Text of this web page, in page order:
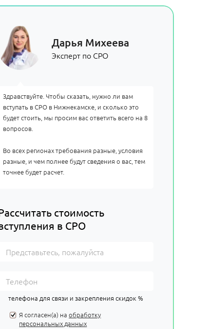
Дарья Михеева
Эксперт по СРО
Здравствуйте. Чтобы сказать, нужно ли вам
вступать в СРО в Нижнекамске, и сколько это
будет стоить, мы просим вас ответить всего на 8
вопросов.
Во всех регионах требования разные, условия
разные, и чем полнее будут сведения о вас, тем
точнее будет расчет.
стоимость
в СРО
телефона для связи и закрепления скидок %
Я согласен(а) наобработку
персональных данных